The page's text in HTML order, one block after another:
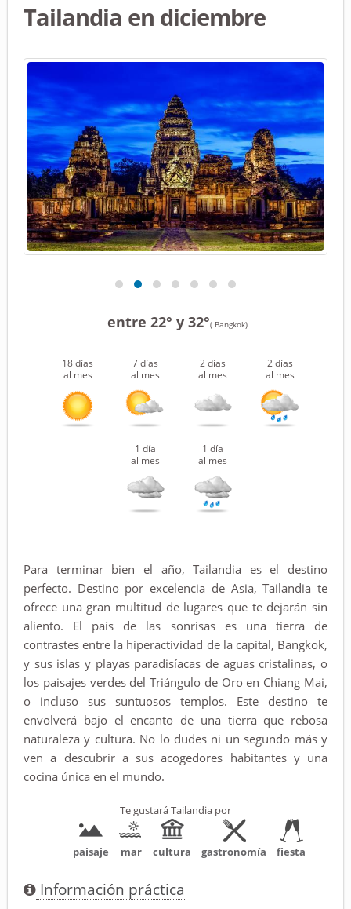
Tailandia en diciembre
entre 22° y 32°( Bangkok)
18 días
al mes
7 días
al mes
2 días
al mes
2 días
al mes
1 día
al mes
1 día
al mes
Para terminar bien el año, Tailandia es el destino
perfecto. Destino por excelencia de Asia, Tailandia te
ofrece una gran multitud de lugares que te dejarán sin
aliento. El país de las sonrisas es una tierra de
contrastes entre la hiperactividad de la capital, Bangkok,
y sus islas y playas paradisíacas de aguas cristalinas, o
los paisajes verdes del Triángulo de Oro en Chiang Mai,
o incluso sus suntuosos templos. Este destino te
envolverá bajo el encanto de una tierra que rebosa
naturaleza y cultura. No lo dudes ni un segundo más y
ven a descubrir a sus acogedores habitantes y una
cocina única en el mundo.
Te gustará Tailandia por
paisaje mar cultura gastronomía fiesta
Información práctica